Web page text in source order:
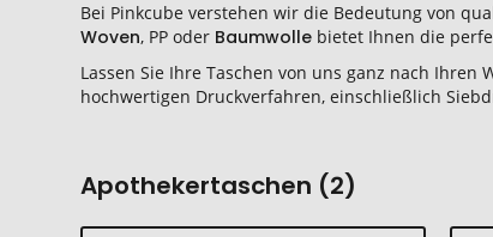
Bei Pinkcube verstehen wir die Bedeutung von
Woven, PP oder Baumwolle bietet Ihnen die
Lassen Sie Ihre Taschen von uns ganz nach
hochwertigen Druckverfahren, einschließlich
Apothekertaschen (2)